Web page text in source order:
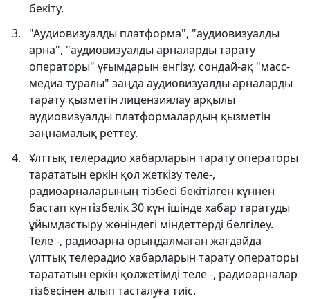
бекіту.
"Аудиовизуалды платформа", "аудиовизуалды
арна", "аудиовизуалды арналарды тарату
операторы" ұғымдарын енгізу, сондай-ақ "масс-
медиа туралы" заңда аудиовизуалды арналарды
тарату қызметін лицензиялау арқылы
аудиовизуалды платформалардың қызметін
заңнамалық реттеу.
Ұлттық телерадио хабарларын тарату операторы
тарататын еркін қол жеткізу теле-,
радиоарналарының тізбесі бекітілген күннен
бастап күнтізбелік 30 күн ішінде хабар таратуды
ұйымдастыру жөніндегі міндеттерді белгілеу.
Теле -, радиоарна орындалмаған жағдайда
ұлттық телерадио хабарларын тарату операторы
тарататын еркін қолжетімді теле -, радиоарналар
тізбесінен алып тасталуға тиіс.